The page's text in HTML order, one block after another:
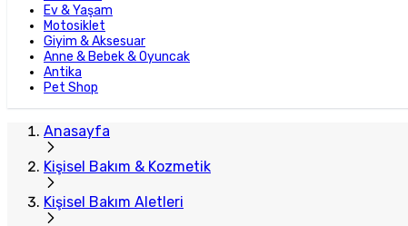
Ev & Yaşam
Motosiklet
Giyim & Aksesuar
Anne & Bebek & Oyuncak
Antika
Pet Shop
Anasayfa
Kişisel Bakım & Kozmetik
Kişisel Bakım Aletleri